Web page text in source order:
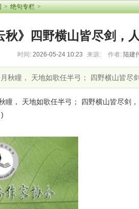
>绝句专栏>
秋》四野横山皆尽剑，
时间: 2026-05-24 10:23 来源: 作者: 陆建
月秋瞳， 天地如歌任半弓； 四野横山皆尽
瞳， 天地如歌任半弓； 四野横山皆尽剑